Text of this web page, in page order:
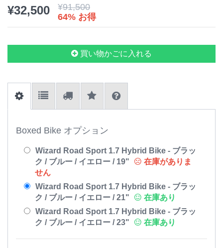
¥32,500 ¥91,500
64% お得
買い物かごに入れる
Boxed Bike オプション
Wizard Road Sport 1.7 Hybrid Bike - ブラッ
ク / ブルー / イエロー / 19"
在庫がありま
せん
Wizard Road Sport 1.7 Hybrid Bike - ブラッ
ク / ブルー / イエロー / 21"
在庫あり
Wizard Road Sport 1.7 Hybrid Bike - ブラッ
ク / ブルー / イエロー / 23"
在庫あり